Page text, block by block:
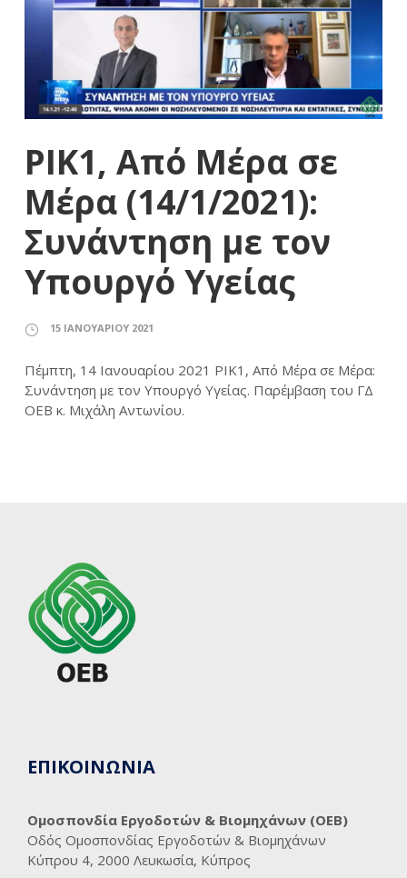
ΡΙΚ1, Από Μέρα σε
Μέρα (14/1/2021):
Συνάντηση με τον
Υπουργό Υγείας
15 ΙΑΝΟΥΑΡΊΟΥ 2021
Πέμπτη, 14 Ιανουαρίου 2021 ΡΙΚ1, Από Μέρα σε Μέρα:
Συνάντηση με τον Υπουργό Υγείας. Παρέμβαση του ΓΔ
ΟΕΒ κ. Μιχάλη Αντωνίου.
ΕΠΙΚΟΙΝΩΝΙΑ
Ομοσπονδία Εργοδοτών & Βιομηχάνων (ΟΕΒ)
Οδός Ομοσπονδίας Εργοδοτών & Βιομηχάνων
Κύπρου 4, 2000 Λευκωσία, Κύπρος